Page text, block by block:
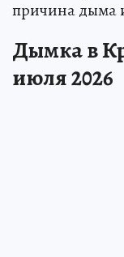
причина дыма
Дымка в
июля 2026